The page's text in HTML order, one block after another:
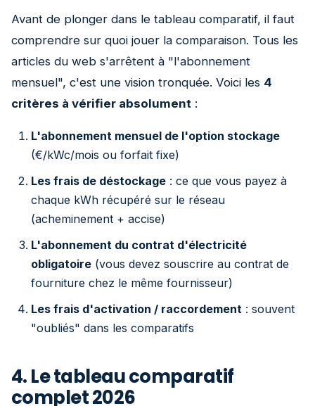
Avant de plonger dans le tableau comparatif, il faut
comprendre sur quoi jouer la comparaison. Tous les
articles du web s'arrêtent à "l'abonnement
mensuel", c'est une vision tronquée. Voici les 4
critères à vérifier absolument :
L'abonnement mensuel de l'option stockage
(€/kWc/mois ou forfait fixe)
Les frais de déstockage : ce que vous payez à
chaque kWh récupéré sur le réseau
(acheminement + accise)
L'abonnement du contrat d'électricité
obligatoire (vous devez souscrire au contrat de
fourniture chez le même fournisseur)
Les frais d'activation / raccordement : souvent
"oubliés" dans les comparatifs
4. Le tableau comparatif
complet 2026